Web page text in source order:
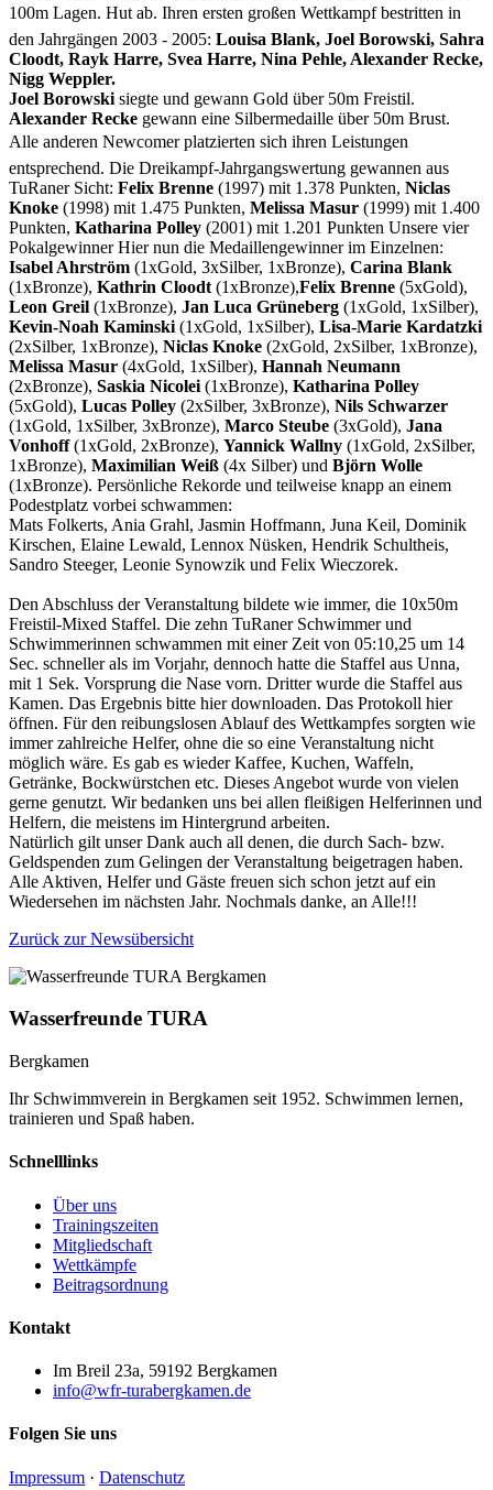
100m Lagen. Hut ab. Ihren ersten großen Wettkampf bestritten in
den Jahrgängen 2003 - 2005: Louisa Blank, Joel Borowski, Sahra
Cloodt, Rayk Harre, Svea Harre, Nina Pehle, Alexander Recke,
Nigg Weppler.
Joel Borowski siegte und gewann Gold über 50m Freistil.
Alexander Recke gewann eine Silbermedaille über 50m Brust.
Alle anderen Newcomer platzierten sich ihren Leistungen
entsprechend. Die Dreikampf-Jahrgangswertung gewannen aus
TuRaner Sicht: Felix Brenne (1997) mit 1.378 Punkten, Niclas
Knoke (1998) mit 1.475 Punkten, Melissa Masur (1999) mit 1.400
Punkten, Katharina Polley (2001) mit 1.201 Punkten Unsere vier
Pokalgewinner Hier nun die Medaillengewinner im Einzelnen:
Isabel Ahrström (1xGold, 3xSilber, 1xBronze), Carina Blank
(1xBronze), Kathrin Cloodt (1xBronze),Felix Brenne (5xGold),
Leon Greil (1xBronze), Jan Luca Grüneberg (1xGold, 1xSilber),
Kevin-Noah Kaminski (1xGold, 1xSilber), Lisa-Marie Kardatzki
(2xSilber, 1xBronze), Niclas Knoke (2xGold, 2xSilber, 1xBronze),
Melissa Masur (4xGold, 1xSilber), Hannah Neumann
(2xBronze), Saskia Nicolei (1xBronze), Katharina Polley
(5xGold), Lucas Polley (2xSilber, 3xBronze), Nils Schwarzer
(1xGold, 1xSilber, 3xBronze), Marco Steube (3xGold), Jana
Vonhoff(1xGold, 2xBronze), Yannick Wallny (1xGold, 2xSilber,
1xBronze), Maximilian Weiß (4x Silber) und Björn Wolle
(1xBronze). Persönliche Rekorde und teilweise knapp an einem
Podestplatz vorbei schwammen:
Mats Folkerts, Ania Grahl, Jasmin Hoffmann, Juna Keil, Dominik
Kirschen, Elaine Lewald, Lennox Nüsken, Hendrik Schultheis,
Sandro Steeger, Leonie Synowzik und Felix Wieczorek.
Den Abschluss der Veranstaltung bildete wie immer, die 10x50m
Freistil-Mixed Staffel. Die zehn TuRaner Schwimmer und
Schwimmerinnen schwammen mit einer Zeit von 05:10,25 um 14
Sec. schneller als im Vorjahr, dennoch hatte die Staffel aus Unna,
mit 1 Sek. Vorsprung die Nase vorn. Dritter wurde die Staffel aus
Kamen. Das Ergebnis bitte hier downloaden. Das Protokoll hier
öffnen. Für den reibungslosen Ablauf des Wettkampfes sorgten wie
immer zahlreiche Helfer, ohne die so eine Veranstaltung nicht
möglich wäre. Es gab es wieder Kaffee, Kuchen, Waffeln,
Getränke, Bockwürstchen etc. Dieses Angebot wurde von vielen
gerne genutzt. Wir bedanken uns bei allen fleißigen Helferinnen und
Helfern, die meistens im Hintergrund arbeiten.
Natürlich gilt unser Dank auch all denen, die durch Sach- bzw.
Geldspenden zum Gelingen der Veranstaltung beigetragen haben.
Alle Aktiven, Helfer und Gäste freuen sich schon jetzt auf ein
Wiedersehen im nächsten Jahr. Nochmals danke, an Alle!!!
Zurück zur Newsübersicht
Wasserfreunde TURA
Bergkamen
Ihr Schwimmverein in Bergkamen seit 1952. Schwimmen lernen,
trainieren und Spaß haben.
Schnelllinks
Über uns
Trainingszeiten
Mitgliedschaft
Wettkämpfe
Beitragsordnung
Kontakt
Im Breil 23a, 59192 Bergkamen
info@wfr-turabergkamen.de
Folgen Sie uns
Impressum · Datenschutz